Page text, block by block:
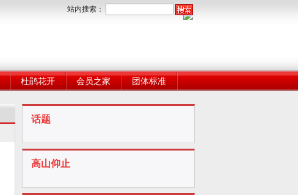
站内搜索：
杜鹃花开 会员之家 团体标准
话题
高山仰止